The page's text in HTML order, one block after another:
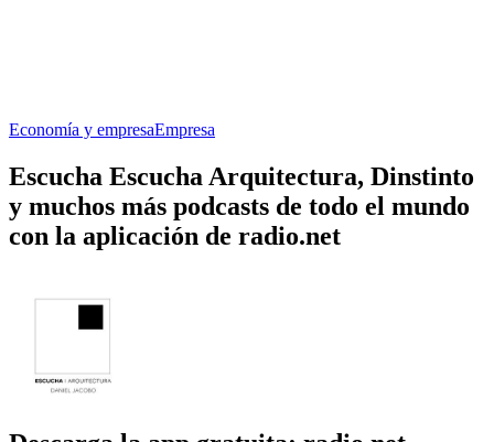
Economía y empresaEmpresa
Escucha Escucha Arquitectura, Dinstinto
y muchos más podcasts de todo el mundo
con la aplicación de radio.net